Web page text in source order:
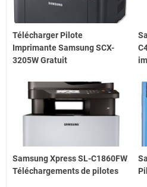
Télécharger Pilote
Imprimante Samsung SCX-
3205W Gratuit
Samsung Xpress SL-C1860FW
Téléchargements de pilotes